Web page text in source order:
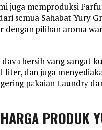
juga memproduksi
semua Sahabat Yury
pilihan aroma
bersih yang sangat
liter, dan juga
pakaian Laundry
PRODUK